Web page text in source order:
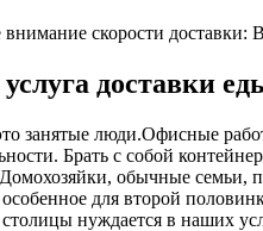
скорости доставки:
доставки
занятые люди.Офисные
Брать с собой
обычные семьи,
для второй
столицы нуждается в наших